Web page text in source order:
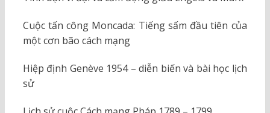
Cuộc tấn công Moncada: Tiếng sấm đầu tiên của
một cơn bão cách mạng
Hiệp định Genève 1954 – diễn biến và bài học lịch
sử